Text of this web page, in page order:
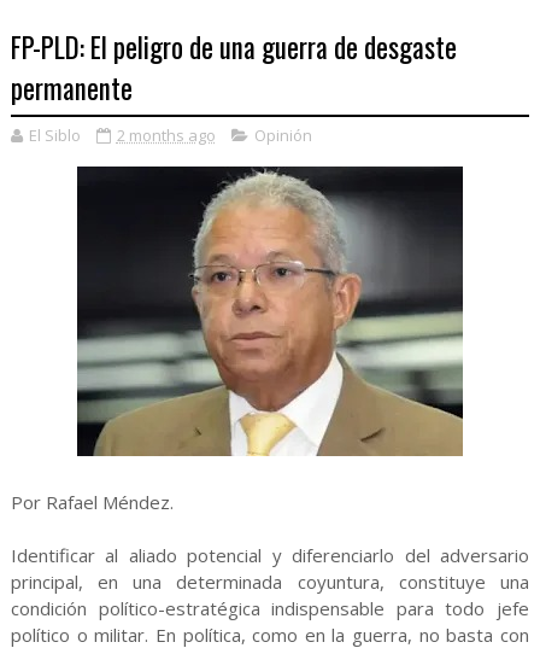
FP-PLD: El peligro de una guerra de desgaste
permanente
El Siblo 2 months ago Opinión
Por Rafael Méndez.
Identificar al aliado potencial y diferenciarlo del adversario
principal, en una determinada coyuntura, constituye una
condición político-estratégica indispensable para todo jefe
político o militar. En política, como en la guerra, no basta con